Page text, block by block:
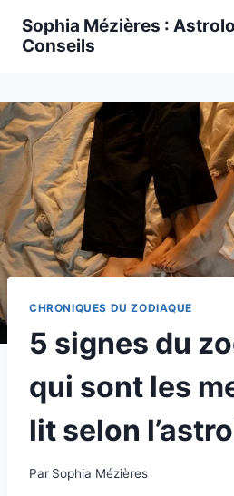
Sophia Mézières :
Conseils
CHRONIQUES DU ZODIAQUE
5 signes du
qui sont les
lit selon
Par Sophia Mézières